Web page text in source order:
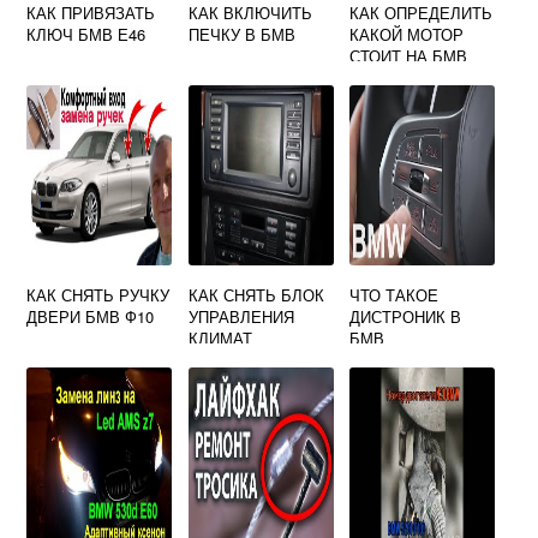
КАК ПРИВЯЗАТЬ
КЛЮЧ БМВ Е46
КАК ВКЛЮЧИТЬ
ПЕЧКУ В БМВ
КАК ОПРЕДЕЛИТЬ
КАКОЙ МОТОР
СТОИТ НА БМВ
КАК СНЯТЬ РУЧКУ
ДВЕРИ БМВ Ф10
КАК СНЯТЬ БЛОК
УПРАВЛЕНИЯ
КЛИМАТ
Х5 Е53
ЧТО ТАКОЕ
ДИСТРОНИК В
БМВ